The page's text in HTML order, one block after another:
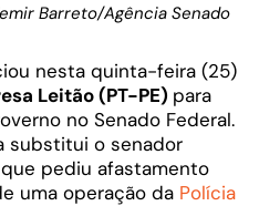
Barreto/Agência Senado
nesta quinta-feira (25)
Leitão (PT-PE) para
no Senado Federal.
substitui o senador
que pediu afastamento
uma operação da Polícia